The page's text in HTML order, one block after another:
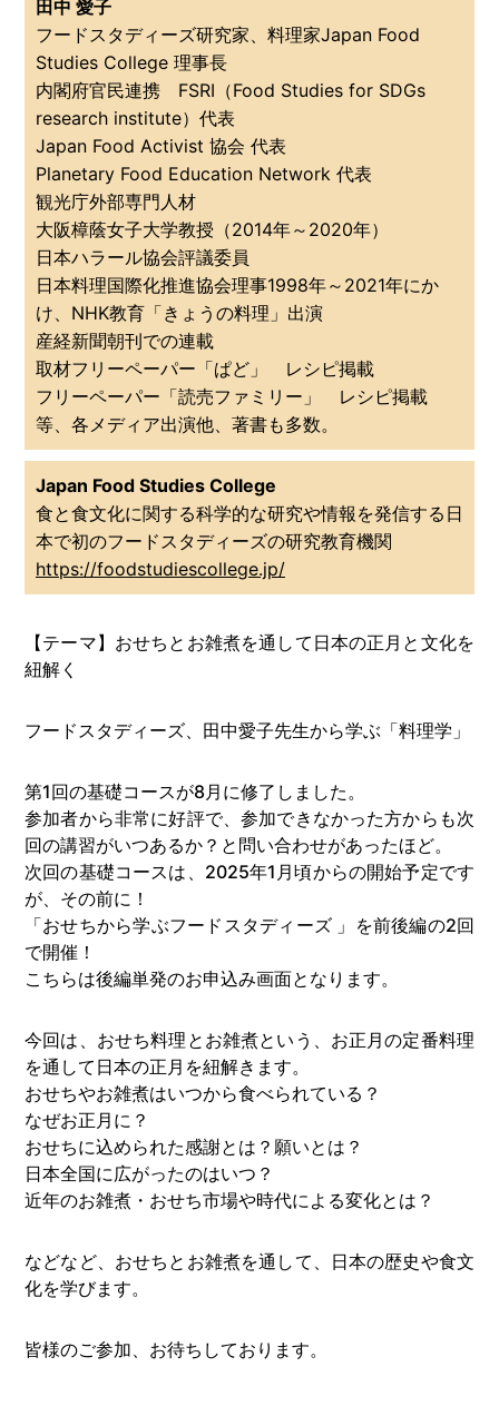
田中 愛子
フードスタディーズ研究家、料理家Japan Food
Studies College 理事長
内閣府官民連携 FSRI（Food Studies for SDGs
research institute）代表
Japan Food Activist 協会 代表
Planetary Food Education Network 代表
観光庁外部専門人材
大阪樟蔭女子大学教授（2014年～2020年）
日本ハラール協会評議委員
日本料理国際化推進協会理事1998年～2021年にか
け、NHK教育「きょうの料理」出演
産経新聞朝刊での連載
取材フリーペーパー「ぱど」 レシピ掲載
フリーペーパー「読売ファミリー」 レシピ掲載
等、各メディア出演他、著書も多数。
Japan Food Studies College
食と食文化に関する科学的な研究や情報を発信する日
本で初のフードスタディーズの研究教育機関
https://foodstudiescollege.jp/
【テーマ】おせちとお雑煮を通して日本の正月と文化を
紐解く
フードスタディーズ、田中愛子先生から学ぶ「料理学」
第1回の基礎コースが8月に修了しました。
参加者から非常に好評で、参加できなかった方からも次
回の講習がいつあるか？と問い合わせがあったほど。
次回の基礎コースは、2025年1月頃からの開始予定です
が、その前に！
「おせちから学ぶフードスタディーズ 」を前後編の2回
で開催！
こちらは後編単発のお申込み画面となります。
今回は、おせち料理とお雑煮という、お正月の定番料理
を通して日本の正月を紐解きます。
おせちやお雑煮はいつから食べられている？
なぜお正月に？
おせちに込められた感謝とは？願いとは？
日本全国に広がったのはいつ？
近年のお雑煮・おせち市場や時代による変化とは？
などなど、おせちとお雑煮を通して、日本の歴史や食文
化を学びます。
皆様のご参加、お待ちしております。